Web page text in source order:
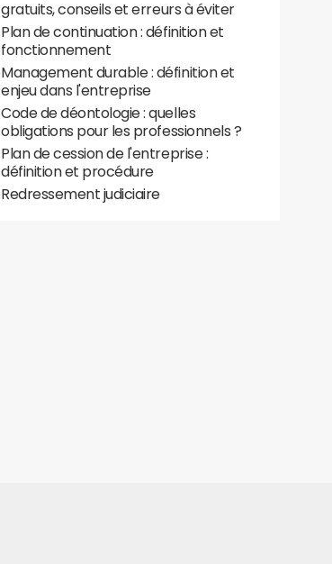
gratuits, conseils et erreurs à éviter
Plan de continuation : définition et
fonctionnement
Management durable : définition et
enjeu dans l'entreprise
Code de déontologie : quelles
obligations pour les professionnels ?
Plan de cession de l'entreprise :
définition et procédure
Redressement judiciaire